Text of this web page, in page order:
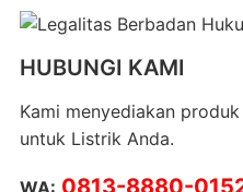
HUBUNGI KAMI
Kami menyediakan
untuk Listrik Anda.
WA: 0813-8880-